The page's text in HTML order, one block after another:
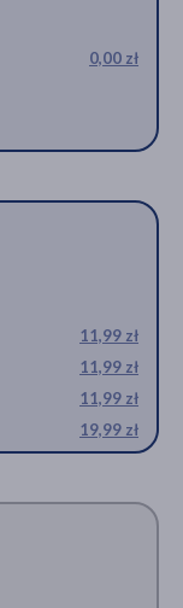
0,00 zł
11,99 zł
11,99 zł
11,99 zł
19,99 zł